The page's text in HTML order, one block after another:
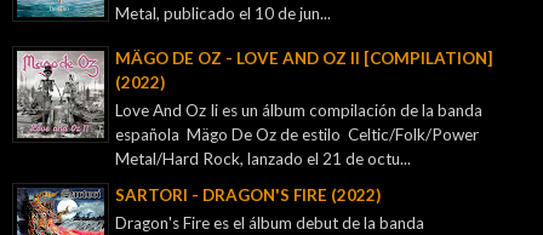
Metal, publicado el 10 de jun...
MÄGO DE OZ - LOVE AND OZ II [COMPILATION]
(2022)
Love And Oz Ii es un álbum compilación de la banda
española Mägo De Oz de estilo Celtic/Folk/Power
Metal/Hard Rock, lanzado el 21 de octu...
SARTORI - DRAGON'S FIRE (2022)
Dragon's Fire es el álbum debut de la banda